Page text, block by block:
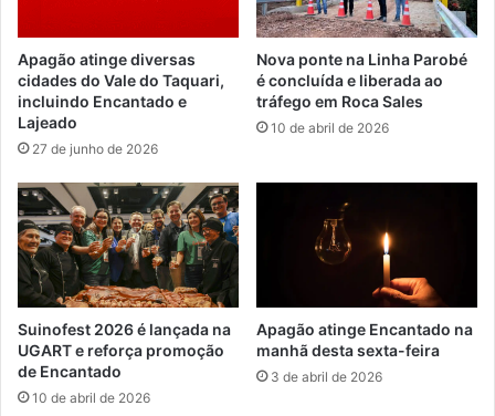
Apagão atinge diversas
cidades do Vale do Taquari,
incluindo Encantado e
Lajeado
27 de junho de 2026
Nova ponte na Linha Parobé
é concluída e liberada ao
tráfego em Roca Sales
10 de abril de 2026
Suinofest 2026 é lançada na
UGART e reforça promoção
de Encantado
10 de abril de 2026
Apagão atinge Encantado na
manhã desta sexta-feira
3 de abril de 2026